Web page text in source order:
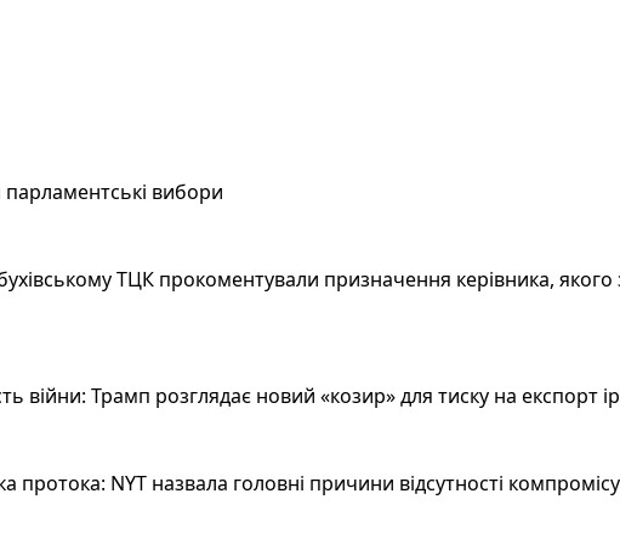
вибори
ТЦК прокоментували призначення керівника, якого
Трамп розглядає новий «козир» для тиску на експорт
NYT назвала головні причини відсутності